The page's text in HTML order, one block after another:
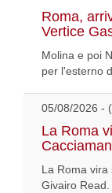
Roma,
Vertice
Molina e poi
per l'esterno
05/08/2026 -
La Roma
La Roma vira
Givairo